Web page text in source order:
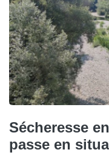
Sécheresse
passe en